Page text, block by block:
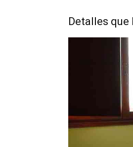
Detalles